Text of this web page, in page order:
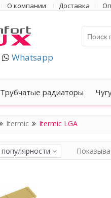
О компании Доставка
Whatsapp
Трубчатые радиаторы
Itermic Itermic LGA
популярности